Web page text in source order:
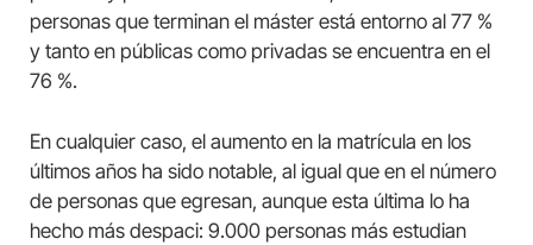
personas que terminan el máster está entorno al 77 %
y tanto en públicas como privadas se encuentra en el
76 %.
En cualquier caso, el aumento en la matrícula en los
últimos años ha sido notable, al igual que en el número
de personas que egresan, aunque esta última lo ha
hecho más despaci: 9.000 personas más estudian